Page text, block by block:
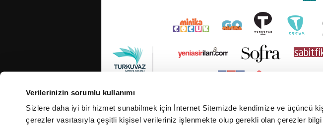
Verilerinizin sorumlu kullanımı
Sizlere daha iyi bir hizmet sunabilmek için İnternet Sitemizde kendimize ve üçüncü
çerezler vasıtasıyla çeşitli kişisel verileriniz işlenmekte olup gerekli olan çerezler